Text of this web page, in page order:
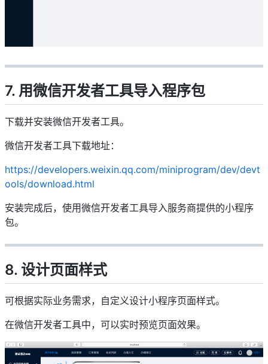
7. 用微信开发者工具导入程序包
下载并安装微信开发者工具。
微信开发者工具下载地址：
https://developers.weixin.qq.com/miniprogram/dev/devt
ools/download.html
安装完成后，使用微信开发者工具导入服务商提供的小程序
包。
8. 设计页面样式
可根据实际业务需求，自定义设计小程序页面样式。
在微信开发者工具中，可以实时预览页面效果。